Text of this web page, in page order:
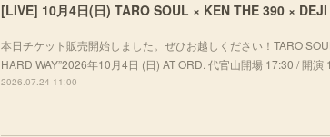
本日チケット販売開始しました。ぜひお越しください！TARO
HARD WAY”2026年10月4日 (日) AT ORD. 代官山開場 17:30 / 開
2026.07.24 11:00